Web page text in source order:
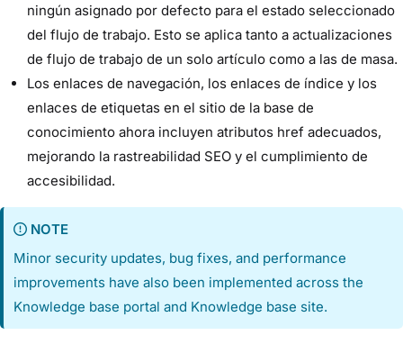
ningún asignado por defecto para el estado seleccionado
del flujo de trabajo. Esto se aplica tanto a actualizaciones
de flujo de trabajo de un solo artículo como a las de masa.
Los enlaces de navegación, los enlaces de índice y los
enlaces de etiquetas en el sitio de la base de
conocimiento ahora incluyen atributos href adecuados,
mejorando la rastreabilidad SEO y el cumplimiento de
accesibilidad.
NOTE
Minor security updates, bug fixes, and performance
improvements have also been implemented across the
Knowledge base portal and Knowledge base site.